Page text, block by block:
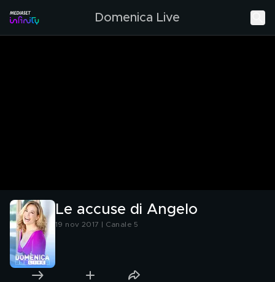
Domenica Live
Le accuse di Angelo
19 nov 2017 | Canale 5